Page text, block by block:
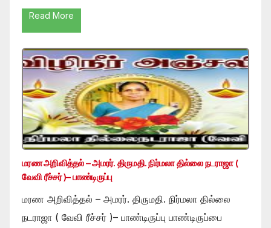
Read More
மரண அறிவித்தல் – அமரர். திருமதி. நிர்மலா தில்லை நடராஜா (
வேவி ரீச்சர் )– பாண்டிருப்பு
மரண அறிவித்தல் – அமரர். திருமதி. நிர்மலா தில்லை
நடராஜா ( வேவி ரீச்சர் )– பாண்டிருப்பு பாண்டிருப்பை